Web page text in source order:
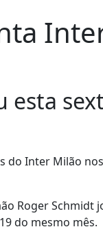
esta
do Inter Milão
Roger Schmidt
do mesmo mês.